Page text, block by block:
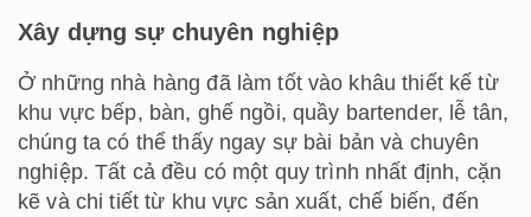
Xây dựng sự chuyên nghiệp
Ở những nhà hàng đã làm tốt vào khâu thiết kế từ
khu vực bếp, bàn, ghế ngồi, quầy bartender, lễ tân,
chúng ta có thể thấy ngay sự bài bản và chuyên
nghiệp. Tất cả đều có một quy trình nhất định, cặn
kẽ và chi tiết từ khu vực sản xuất, chế biến, đến